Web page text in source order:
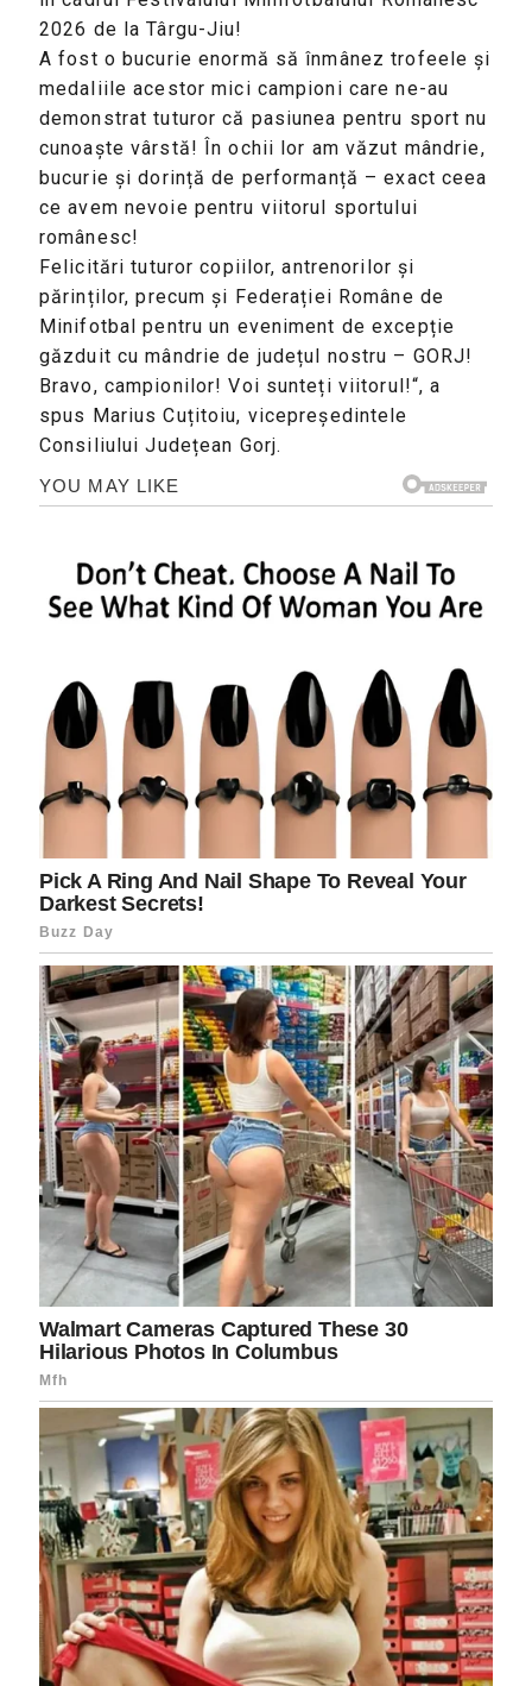
2026 de la Târgu-Jiu!
A fost o bucurie enormă să înmânez trofeele și
medaliile acestor mici campioni care ne-au
demonstrat tuturor că pasiunea pentru sport nu
cunoaște vârstă! În ochii lor am văzut mândrie,
bucurie și dorință de performanță – exact ceea
ce avem nevoie pentru viitorul sportului
românesc!
Felicitări tuturor copiilor, antrenorilor și
părinților, precum și Federației Române de
Minifotbal pentru un eveniment de excepție
găzduit cu mândrie de județul nostru – GORJ!
Bravo, campionilor! Voi sunteți viitorul!“, a
spus Marius Cuțitoiu, vicepreședintele
Consiliului Județean Gorj.